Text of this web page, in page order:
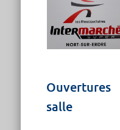
Ouvertures
salle